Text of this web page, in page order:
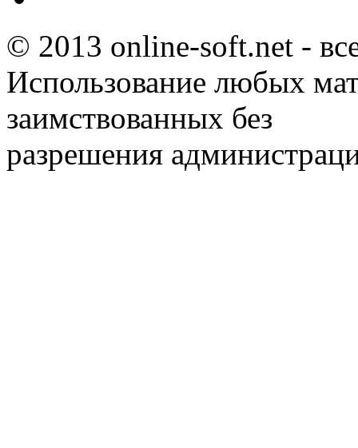
© 2013 online-soft.net -
Использование любых
заимствованных без
разрешения